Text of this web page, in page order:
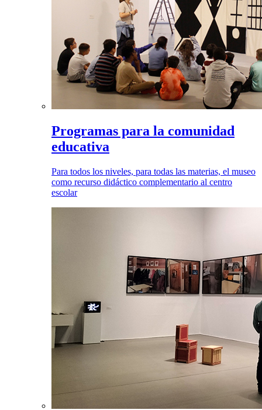
Programas para la comunidad
educativa
Para todos los niveles, para todas las materias, el museo
como recurso didáctico complementario al centro
escolar